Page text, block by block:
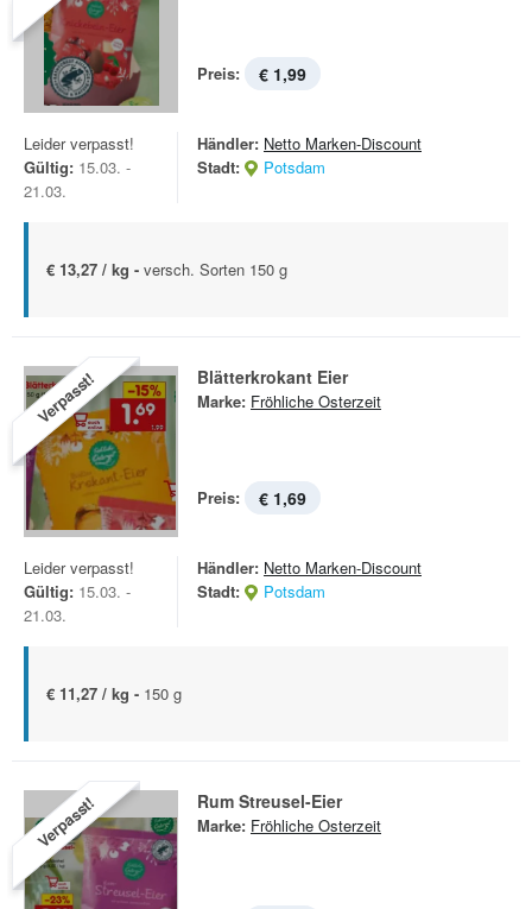
Preis: € 1,99
Leider verpasst!
Gültig: 15.03. -
21.03.
Händler: Netto Marken-Discount
Stadt:
Potsdam
€ 13,27 / kg - versch. Sorten 150 g
Verpasst! Blätterkrokant Eier
Marke: Fröhliche Osterzeit
Preis: € 1,69
Leider verpasst!
Gültig: 15.03. -
21.03.
Händler: Netto Marken-Discount
Stadt:
Potsdam
€ 11,27 / kg - 150 g
Verpasst! Rum Streusel-Eier
Marke: Fröhliche Osterzeit